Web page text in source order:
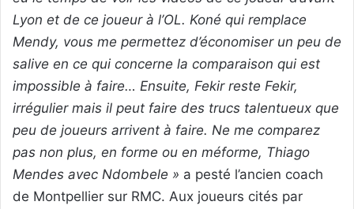
Lyon et de ce joueur à l’OL. Koné qui remplace
Mendy, vous me permettez d’économiser un peu de
salive en ce qui concerne la comparaison qui est
impossible à faire… Ensuite, Fekir reste Fekir,
irrégulier mais il peut faire des trucs talentueux que
peu de joueurs arrivent à faire. Ne me comparez
pas non plus, en forme ou en méforme, Thiago
Mendes avec Ndombele » a pesté l’ancien coach
de Montpellier sur RMC. Aux joueurs cités par